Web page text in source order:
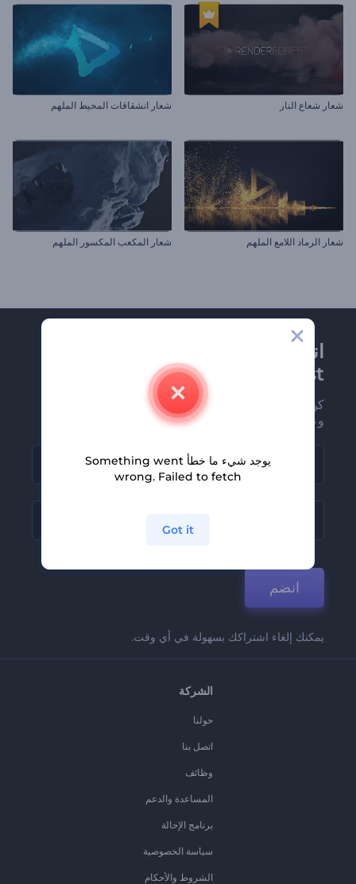
شعار شعاع النار شعار انشقاقات المحيط الملهم
شعار الرماد اللامع الملهم شعار المكعب المكسور الملهم
انضم إلى نشرة
Renderforest الإخبارية
كن من بين أوائل من يستلمون أحدث أخبارنا
وعروضنا
انضم
يمكنك إلغاء اشتراكك بسهولة في أي وقت.
الشركة
حولنا
اتصل بنا
وظائف
المساعدة والدعم
برنامج الإحالة
سياسة الخصوصية
الشروط والأحكام
يوجد شيء ما خطأ Something went
wrong. Failed to fetch
Got it